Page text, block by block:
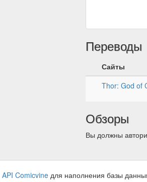
Переводы
Сайты
Thor: God of
Обзоры
Вы должны
API Comicvine для наполнения базы